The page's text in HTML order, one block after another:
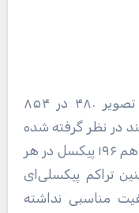
در نظر گرفته شده
است. تراکم پیکسلی صفحه نمایش هم ۱۹۶ پیکسل در هر
تراکم پیکسلی‌ای
مناسبی نداشته